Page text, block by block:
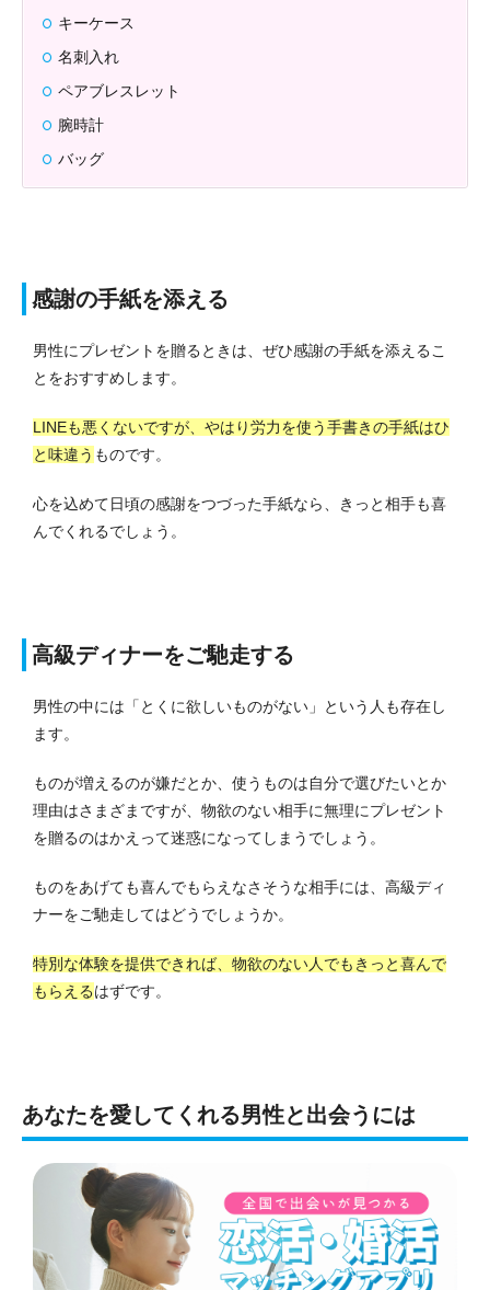
キーケース
名刺入れ
ペアブレスレット
腕時計
バッグ
感謝の手紙を添える
男性にプレゼントを贈るときは、ぜひ感謝の手紙を添えるこ
とをおすすめします。
LINEも悪くないですが、やはり労力を使う手書きの手紙はひ
と味違う ものです。
心を込めて日頃の感謝をつづった手紙なら、きっと相手も喜
んでくれるでしょう。
高級ディナーをご馳走する
男性の中には「とくに欲しいものがない」という人も存在し
ます。
ものが増えるのが嫌だとか、使うものは自分で選びたいとか
理由はさまざまですが、物欲のない相手に無理にプレゼント
を贈るのはかえって迷惑になってしまうでしょう。
ものをあげても喜んでもらえなさそうな相手には、高級ディ
ナーをご馳走してはどうでしょうか。
特別な体験を提供できれば、物欲のない人でもきっと喜んで
もらえるはずです。
あなたを愛してくれる男性と出会うには